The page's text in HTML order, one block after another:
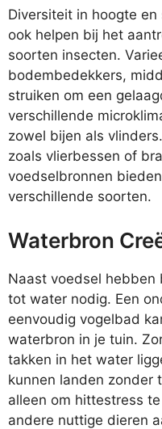
Diversiteit in hoogte
ook helpen bij het
soorten insecten.
bodembedekkers,
struiken om een
verschillende
zowel bijen als
zoals vlierbessen of
voedselbronnen
verschillende soorten.
Waterbron
Naast voedsel hebben
tot water nodig. Een
eenvoudig vogelbad
waterbron in je tuin.
takken in het water
kunnen landen zonder
alleen om hittestress
andere nuttige dieren